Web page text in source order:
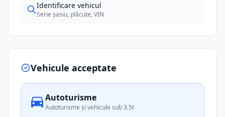
Identificare vehicul
Serie șasiu, plăcuțe, VIN
Vehicule acceptate
Autoturisme
Autoturisme și vehicule sub 3.5t